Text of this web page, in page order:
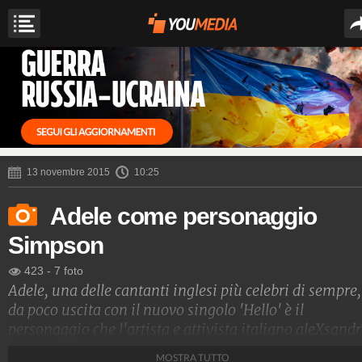
13 novembre 2015 10:25
Adele come personaggio
Simpson
423 - 7 foto
Adele, una delle cantanti inglesi più celebri di sempre,
da poco uscita con il nuovo singolo 'Hello' è il
personaggio che l'artista e attivista italiano
MOSTRA TUTTO